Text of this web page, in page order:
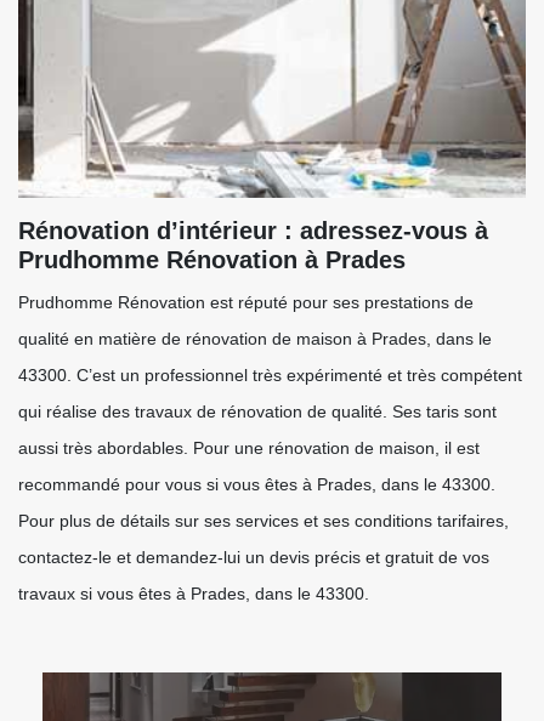
Rénovation d’intérieur : adressez-vous à
Prudhomme Rénovation à Prades
Prudhomme Rénovation est réputé pour ses prestations de
qualité en matière de rénovation de maison à Prades, dans le
43300. C’est un professionnel très expérimenté et très compétent
qui réalise des travaux de rénovation de qualité. Ses taris sont
aussi très abordables. Pour une rénovation de maison, il est
recommandé pour vous si vous êtes à Prades, dans le 43300.
Pour plus de détails sur ses services et ses conditions tarifaires,
contactez-le et demandez-lui un devis précis et gratuit de vos
travaux si vous êtes à Prades, dans le 43300.